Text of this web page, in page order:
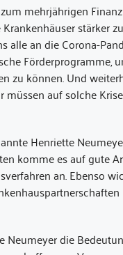
mehrjährigen
stärker
alle an die Corona-
Förderprogramme,
zu können. Und
auf solche
Henriette
komme es auf gute
an. Ebenso
die